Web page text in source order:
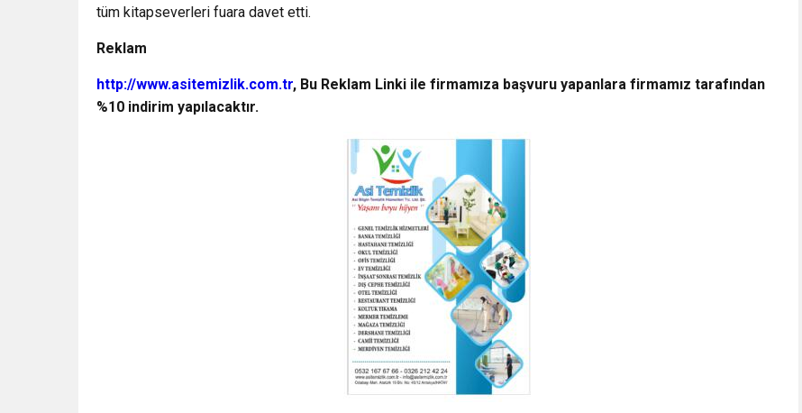
tüm kitapseverleri fuara davet etti.
Reklam
http://www.asitemizlik.com.tr, Bu Reklam Linki ile firmamıza başvuru yapanlara firmamız tarafından
%10 indirim yapılacaktır.